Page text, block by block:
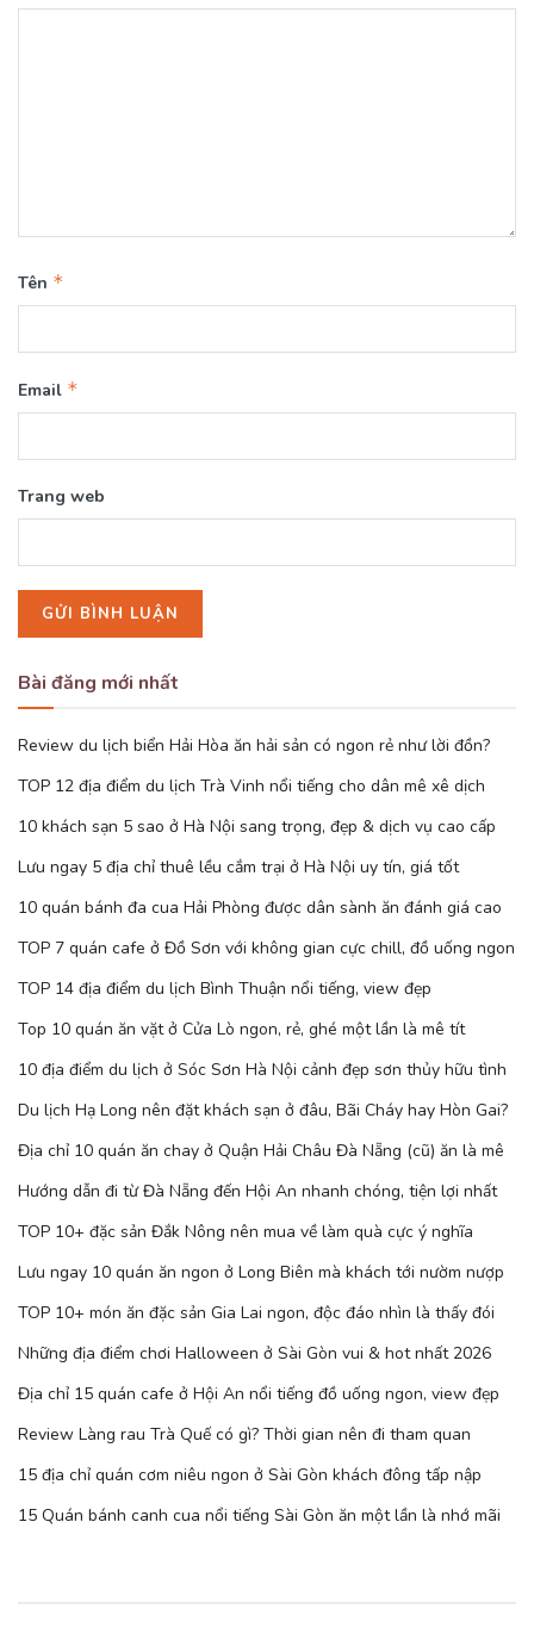
Tên *
Email *
Trang web
Bài đăng mới nhất
Review du lịch biển Hải Hòa ăn hải sản có ngon rẻ như lời đồn?
TOP 12 địa điểm du lịch Trà Vinh nổi tiếng cho dân mê xê dịch
10 khách sạn 5 sao ở Hà Nội sang trọng, đẹp & dịch vụ cao cấp
Lưu ngay 5 địa chỉ thuê lều cắm trại ở Hà Nội uy tín, giá tốt
10 quán bánh đa cua Hải Phòng được dân sành ăn đánh giá cao
TOP 7 quán cafe ở Đồ Sơn với không gian cực chill, đồ uống ngon
TOP 14 địa điểm du lịch Bình Thuận nổi tiếng, view đẹp
Top 10 quán ăn vặt ở Cửa Lò ngon, rẻ, ghé một lần là mê tít
10 địa điểm du lịch ở Sóc Sơn Hà Nội cảnh đẹp sơn thủy hữu tình
Du lịch Hạ Long nên đặt khách sạn ở đâu, Bãi Cháy hay Hòn Gai?
Địa chỉ 10 quán ăn chay ở Quận Hải Châu Đà Nẵng (cũ) ăn là mê
Hướng dẫn đi từ Đà Nẵng đến Hội An nhanh chóng, tiện lợi nhất
TOP 10+ đặc sản Đắk Nông nên mua về làm quà cực ý nghĩa
Lưu ngay 10 quán ăn ngon ở Long Biên mà khách tới nườm nượp
TOP 10+ món ăn đặc sản Gia Lai ngon, độc đáo nhìn là thấy đói
Những địa điểm chơi Halloween ở Sài Gòn vui & hot nhất 2026
Địa chỉ 15 quán cafe ở Hội An nổi tiếng đồ uống ngon, view đẹp
Review Làng rau Trà Quế có gì? Thời gian nên đi tham quan
15 địa chỉ quán cơm niêu ngon ở Sài Gòn khách đông tấp nập
15 Quán bánh canh cua nổi tiếng Sài Gòn ăn một lần là nhớ mãi